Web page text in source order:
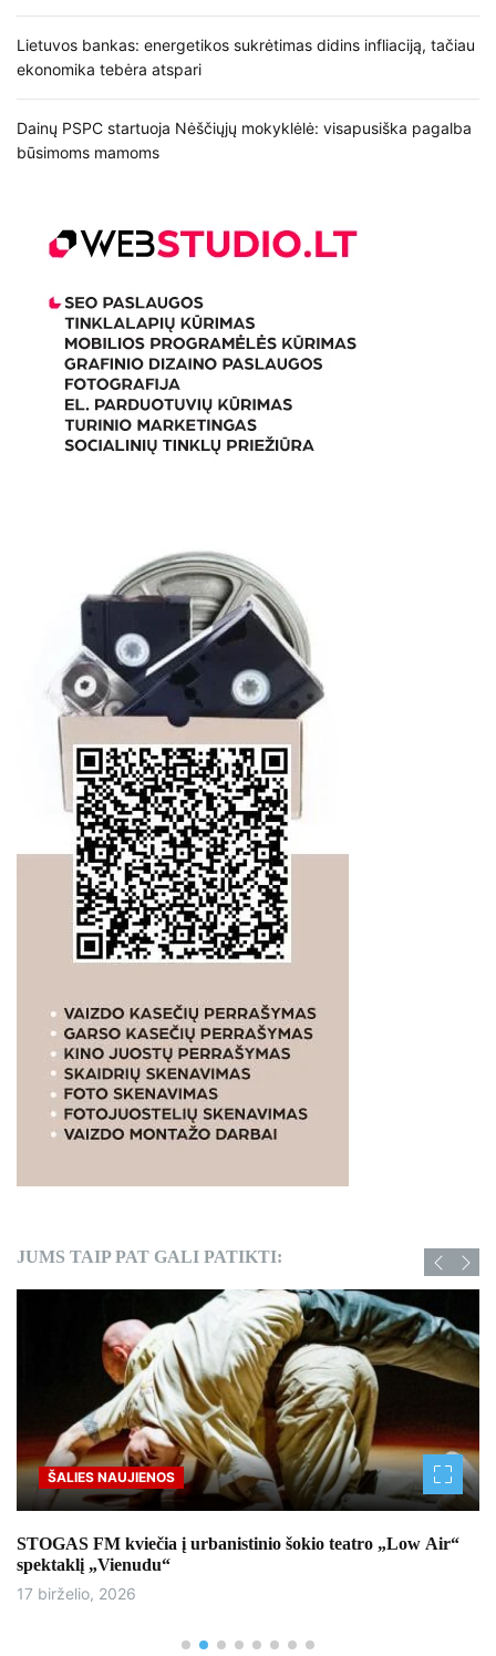
Lietuvos bankas: energetikos sukrėtimas didins infliaciją, tačiau
ekonomika tebėra atspari
Dainų PSPC startuoja Nėščiųjų mokyklėlė: visapusiška pagalba
būsimoms mamoms
JUMS TAIP PAT GALI PATIKTI:
ŠALIES NAUJIENOS
STOGAS FM kviečia į urbanistinio šokio teatro „Low Air“
spektaklį „Vienudu“
17 birželio, 2026